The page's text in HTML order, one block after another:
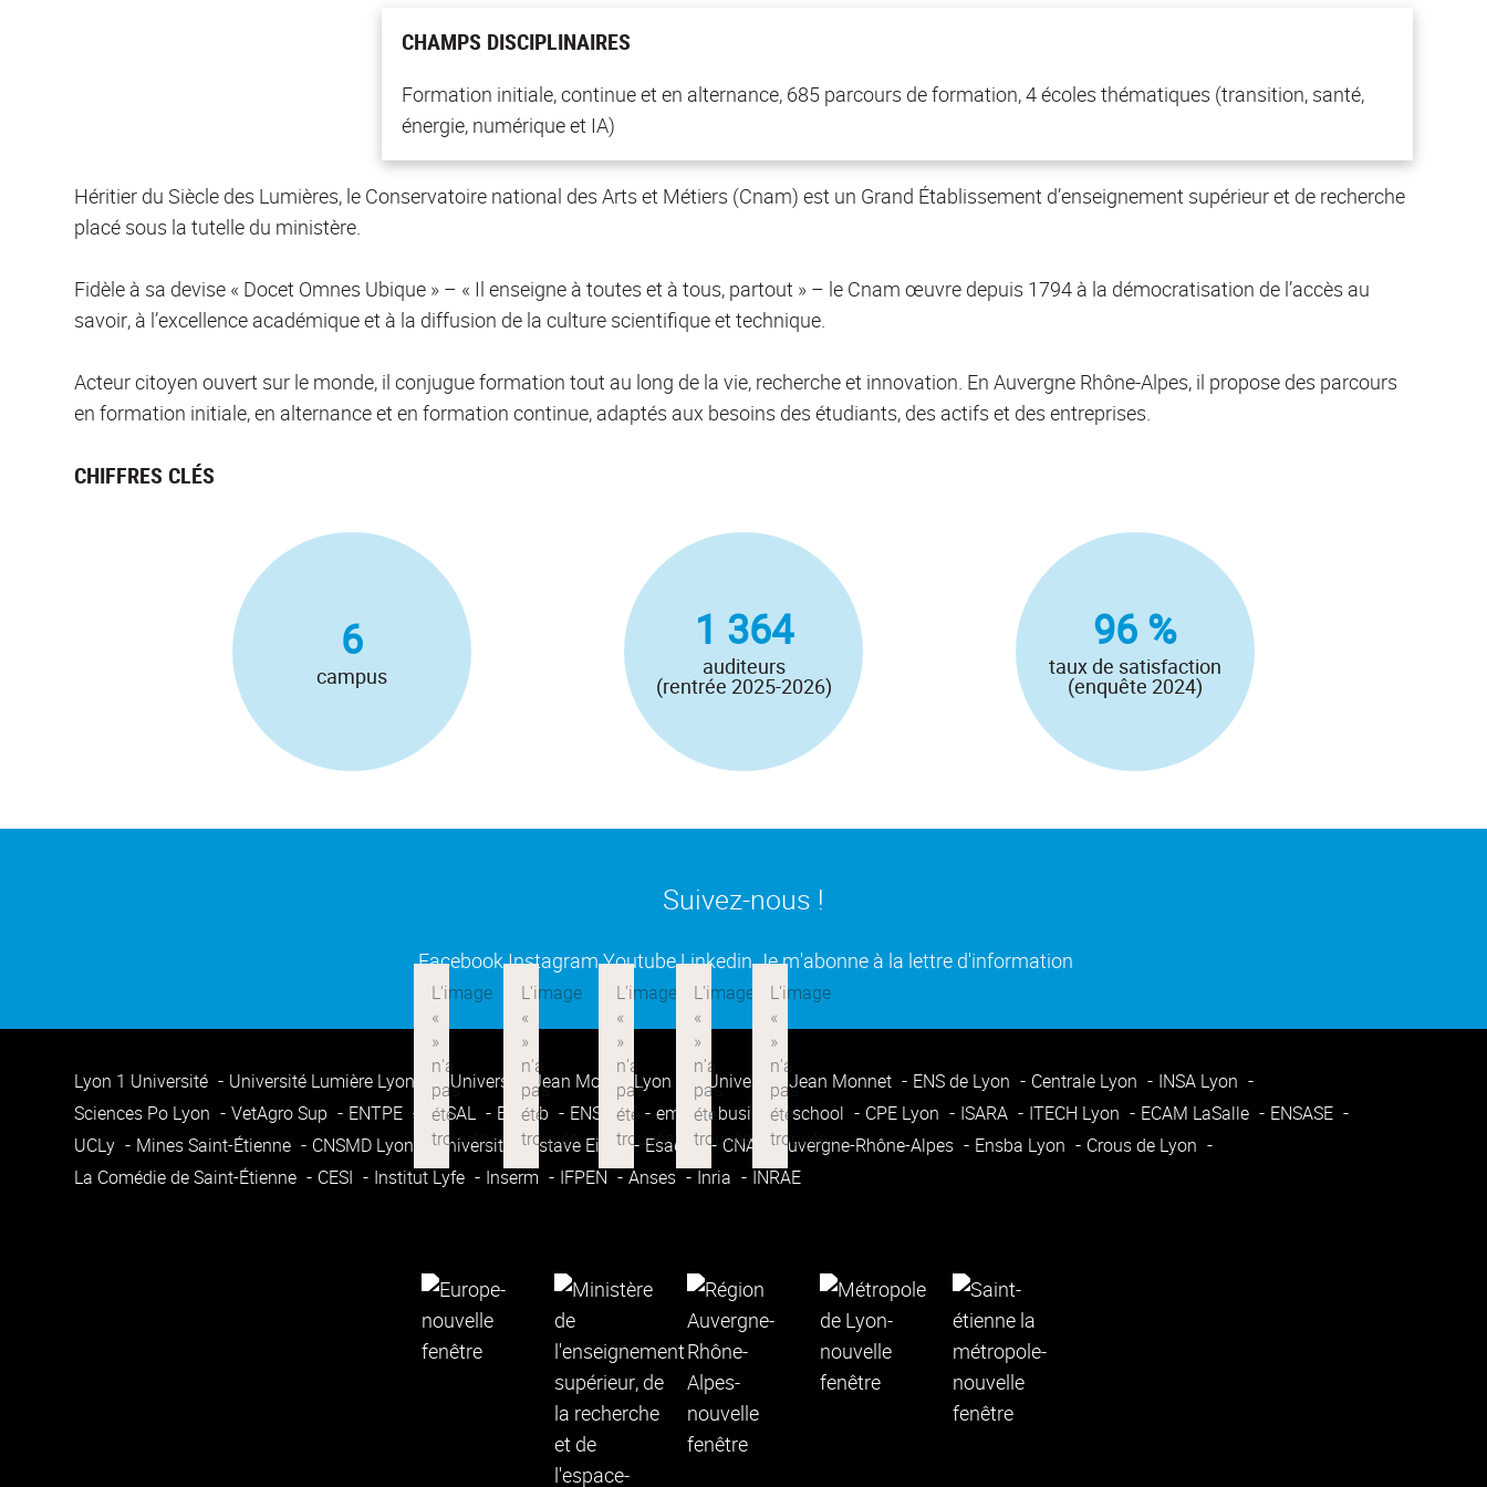
Héritier du Siècle des Lumières, le Conservatoire national des Arts et Métiers (Cnam) est un Grand Établissement d’enseignement supérieur et de recherche
placé sous la tutelle du ministère.
Fidèle à sa devise « Docet Omnes Ubique » – « Il enseigne à toutes et à tous, partout » – le Cnam œuvre depuis 1794 à la démocratisation de l’accès au
savoir, à l’excellence académique et à la diffusion de la culture scientifique et technique.
Acteur citoyen ouvert sur le monde, il conjugue formation tout au long de la vie, recherche et innovation. En Auvergne Rhône-Alpes, il propose des parcours
en formation initiale, en alternance et en formation continue, adaptés aux besoins des étudiants, des actifs et des entreprises.
CHIFFRES CLÉS
6
campus
1 364
auditeurs
(rentrée 2025-2026)
96 %
taux de satisfaction
(enquête 2024)
CHAMPS DISCIPLINAIRES
Formation initiale, continue et en alternance, 685 parcours de formation, 4 écoles thématiques (transition, santé,
énergie, numérique et IA)
Suivez-nous !
Facebook(ouverture dans une nouvelle fenêtre)
Instagram(ouverture dans une nouvelle fenêtre)
Youtube(ouverture dans une nouvelle fenêtre)
Linkedin(ouverture dans une nouvelle fenêtre)
Je m'abonne à la lettre d'information
Lyon 1 Université Université Lumière Lyon 2 Université Jean Moulin Lyon 3 Université Jean Monnet ENS de Lyon Centrale Lyon
INSA Lyon
Sciences Po Lyon
VetAgro Sup ENTPE ENSAL Enssib ENSATT emlyon business school CPE Lyon ISARA ITECH Lyon ECAM LaSalle
ENSASE
UCLy
Mines Saint-Étienne CNSMD Lyon Université Gustave Eiffel Esadse CNAM Auvergne-Rhône-Alpes Ensba Lyon
Crous de Lyon
La Comédie de Saint-Étienne
CESI Institut Lyfe Inserm IFPEN Anses Inria INRAE